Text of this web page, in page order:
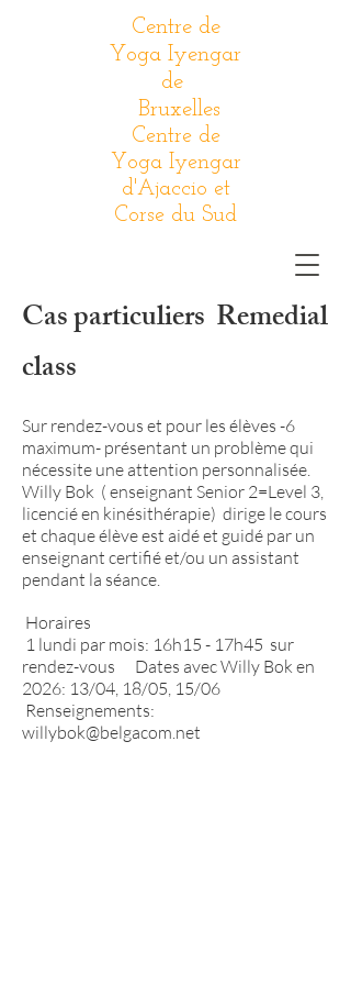
Centre de
Yoga Iyengar
de
Bruxelles
Centre de
Yoga Iyengar
d'Ajaccio et
Corse du Sud
Cas particuliers Remedial
class
Sur rendez-vous et pour les élèves -6
maximum- présentant un problème qui
nécessite une attention personnalisée.
Willy Bok ( enseignant Senior 2=Level 3,
licencié en kinésithérapie) dirige le cours
et chaque élève est aidé et guidé par un
enseignant certifié et/ou un assistant
pendant la séance.
Horaires
1 lundi par mois: 16h15 - 17h45 sur
rendez-vous Dates avec Willy Bok en
2026: 13/04, 18/05, 15/06
Renseignements:
willybok@belgacom.net